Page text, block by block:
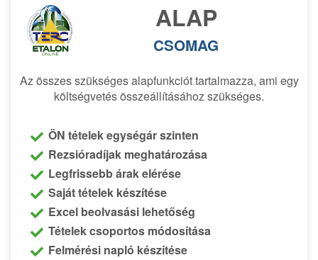
ALAP
CSOMAG
Az összes szükséges alapfunkciót tartalmazza, ami egy
költségvetés összeállításához szükséges.
ÖN tételek egységár szinten
Rezsióradíjak meghatározása
Legfrissebb árak elérése
Saját tételek készítése
Excel beolvasási lehetőség
Tételek csoportos módosítása
Felmérési napló készítése